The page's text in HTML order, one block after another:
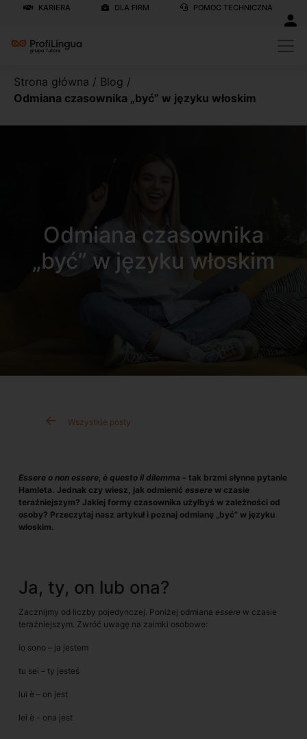
KARIERA DLA FIRM POMOC TECHNICZNA
Strona główna / Blog /
Odmiana czasownika „być” w języku włoskim
Odmiana czasownika
„być” w języku włoskim
Wszystkie posty
Essere o non essere, è questo il dilemma – tak brzmi słynne pytanie
Hamleta. Jednak czy wiesz, jak odmienić essere w czasie
teraźniejszym? Jakiej formy czasownika użyłbyś w zależności od
osoby? Przeczytaj nasz artykuł i poznaj odmianę „być” w języku
włoskim.
Ja, ty, on lub ona?
Zacznijmy od liczby pojedynczej. Poniżej odmiana essere w czasie
teraźniejszym. Zwróć uwagę na zaimki osobowe:
io sono – ja jestem
tu sei – ty jesteś
lui è – on jest
lei è - ona jest